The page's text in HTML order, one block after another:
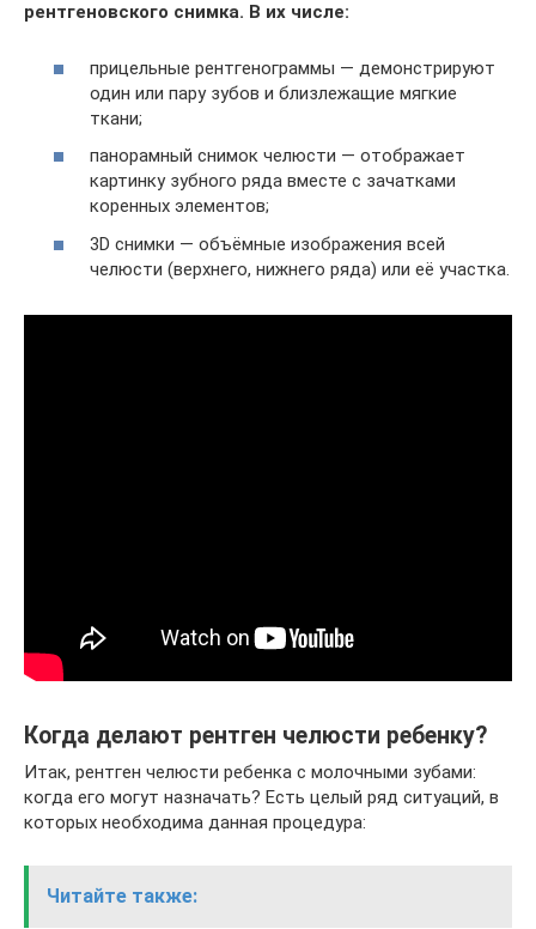
рентгеновского снимка. В их числе:
прицельные рентгенограммы — демонстрируют
один или пару зубов и близлежащие мягкие
ткани;
панорамный снимок челюсти — отображает
картинку зубного ряда вместе с зачатками
коренных элементов;
3D снимки — объёмные изображения всей
челюсти (верхнего, нижнего ряда) или её участка.
Когда делают рентген челюсти ребенку?
Итак, рентген челюсти ребенка с молочными зубами:
когда его могут назначать? Есть целый ряд ситуаций, в
которых необходима данная процедура:
Читайте также: